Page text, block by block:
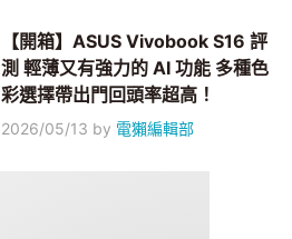
【開箱】ASUS Vivobook S16 評
測 輕薄又有強力的 AI 功能 多種色
彩選擇帶出門回頭率超高！
2026/05/13 by 電獺編輯部